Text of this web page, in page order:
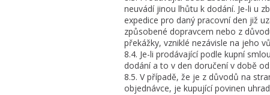
neuvádí jinou lhůtu k dodání. Je-li u
expedice pro daný pracovní den již
způsobené dopravcem nebo z
překážky, vzniklé nezávisle na jeho
8.4. Je-li prodávající podle kupní
dodání a to v den doručení v době
8.5. V případě, že je z důvodů na
objednávce, je kupující povinen